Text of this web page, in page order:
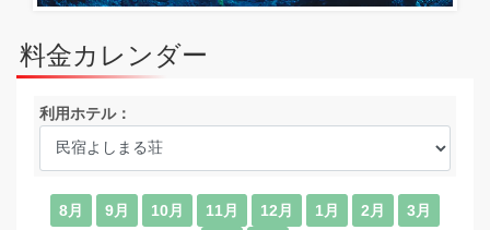
料金カレンダー
利用ホテル：
8月 9月 10月 11月 12月 1月 2月
3月